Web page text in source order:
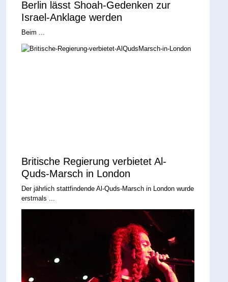
Berlin lässt Shoah-Gedenken zur
Israel-Anklage werden
Beim ...
Britische Regierung verbietet Al-
Quds-Marsch in London
Der jährlich stattfindende Al-Quds-Marsch in London wurde
erstmals ...